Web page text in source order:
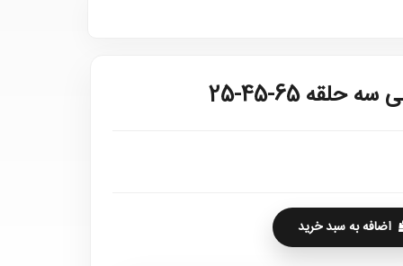
65-45-25
اضافه به سبد خرید